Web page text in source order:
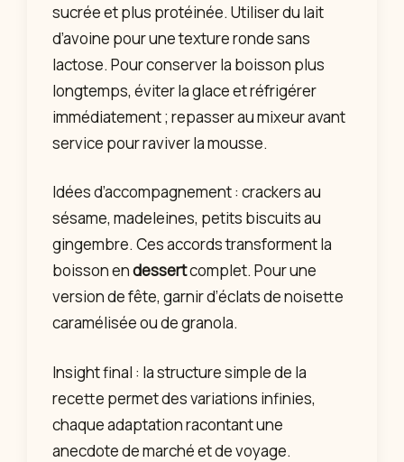
sucrée et plus protéinée. Utiliser du lait
d’avoine pour une texture ronde sans
lactose. Pour conserver la boisson plus
longtemps, éviter la glace et réfrigérer
immédiatement ; repasser au mixeur avant
service pour raviver la mousse.
Idées d’accompagnement : crackers au
sésame, madeleines, petits biscuits au
gingembre. Ces accords transforment la
boisson endessertcomplet. Pour une
version de fête, garnir d’éclats de noisette
caramélisée ou de granola.
Insight final : la structure simple de la
recette permet des variations infinies,
chaque adaptation racontant une
anecdote de marché et de voyage.